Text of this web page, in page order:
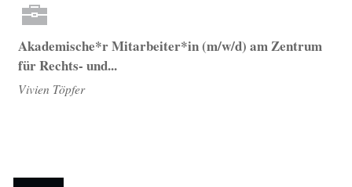
Akademische*r Mitarbeiter*in (m/w/d) am Zentrum
für Rechts- und...
Vivien Töpfer